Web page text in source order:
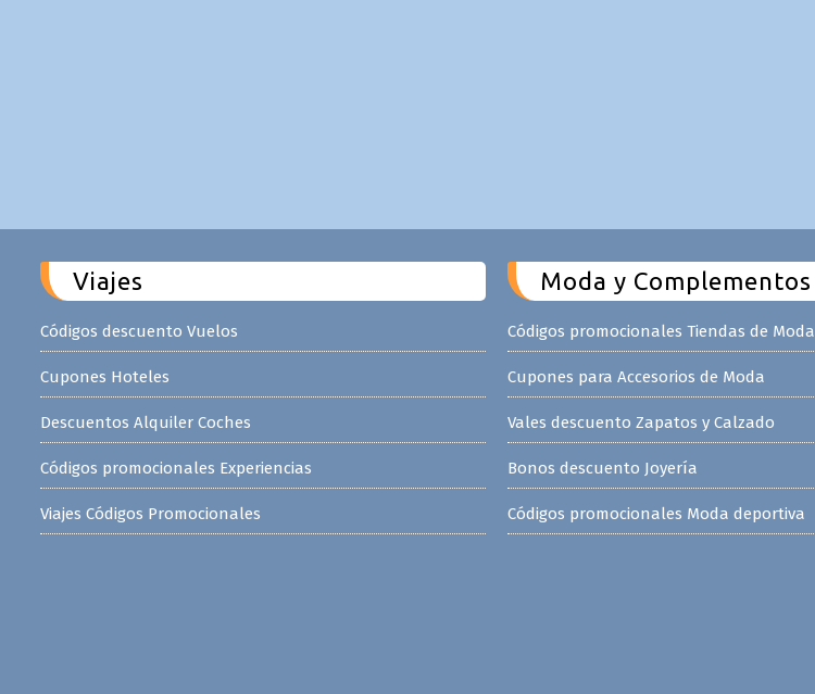
Viajes
Códigos descuento Vuelos
Cupones Hoteles
Descuentos Alquiler Coches
Códigos promocionales Experiencias
Viajes Códigos Promocionales
Moda y Complementos
Códigos promocionales Tiendas de Moda
Cupones para Accesorios de Moda
Vales descuento Zapatos y Calzado
Bonos descuento Joyería
Códigos promocionales Moda deportiva